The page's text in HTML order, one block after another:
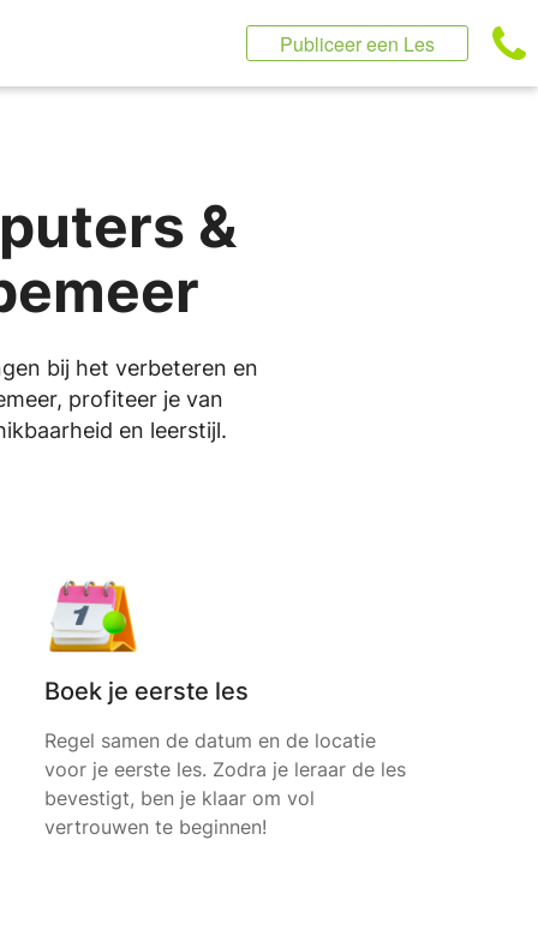
Publiceer een Les
&
bij het verbeteren en
profiteer je van
en leerstijl.
Boek je eerste les
Regel samen de datum en de locatie
voor je eerste les. Zodra je leraar de les
bevestigt, ben je klaar om vol
vertrouwen te beginnen!